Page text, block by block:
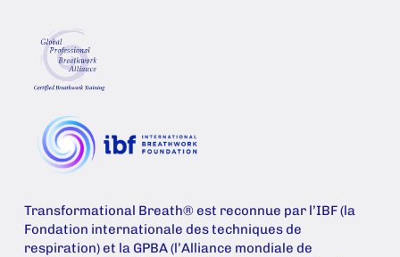
Transformational Breath® est reconnue par l’IBF (la
Fondation internationale des techniques de
respiration) et la GPBA (l’Alliance mondiale de